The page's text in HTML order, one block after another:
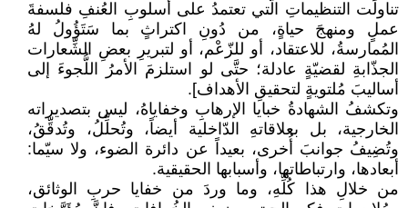
تناولَت التنظيماتِ الّتي تعتمدُ على أسلوبِ العُنفِ فلسفةَ
عملٍ ومنهجَ حياةٍ، من دُونِ اكتراثٍ بما سَتَؤُولُ لهُ
المُمارسةُ، للاعتقاد، أو للزّعْم، أو لتبريرِ بعضِ الشِّعارات
الجذّابةِ لقضيّةٍ عادلة؛ حتَّى لو استلزمَ الأمرُ اللُّجوءَ إلى
أساليبَ مُلتويةٍ لتحقيقِ الأهداف].
وتكشفُ الشهادةُ خبايا الإرهابِ وخفاياهُ، ليس بتصديراته
الخارجية، بل بعلاقاتهِ الدّاخلية أيضاً، وتُحلِّلُ، وتُدقِّقُ،
وتُضِيفُ جوانبَ أُخرى، بعيداً عن دائرة الضوء، ولا سيّما:
أبعادها، وارتباطاتها، وأسبابها الحقيقية.
من خلالِ هذا كُلِّهِ، وما وردَ من خفايا حربِ الوثائق،